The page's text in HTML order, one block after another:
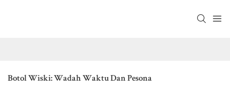
Botol Wiski: Wadah Waktu Dan Pesona